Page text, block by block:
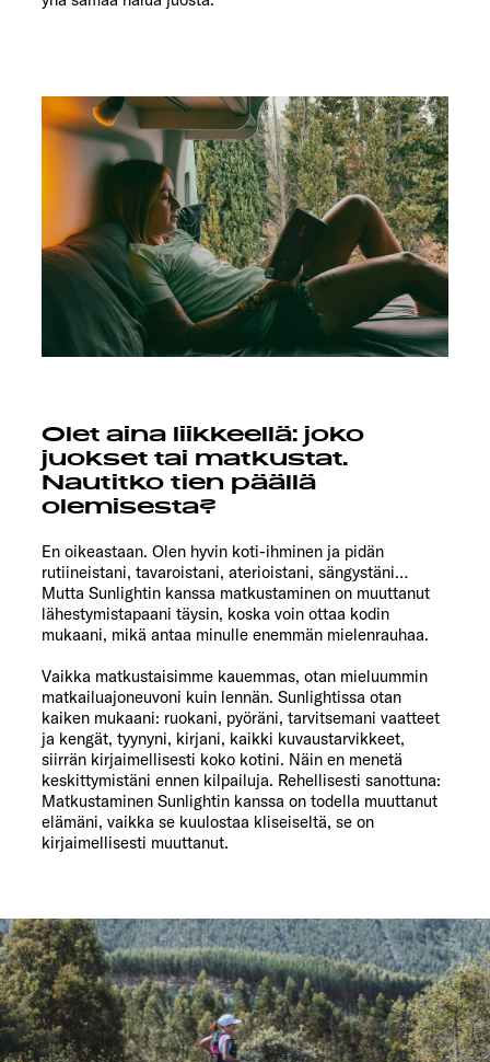
Olet aina liikkeellä: joko
juokset tai matkustat.
Nautitko tien päällä
olemisesta?
En oikeastaan. Olen hyvin koti-ihminen ja pidän
rutiineistani, tavaroistani, aterioistani, sängystäni…
Mutta Sunlightin kanssa matkustaminen on muuttanut
lähestymistapaani täysin, koska voin ottaa kodin
mukaani, mikä antaa minulle enemmän mielenrauhaa.
Vaikka matkustaisimme kauemmas, otan mieluummin
matkailuajoneuvoni kuin lennän. Sunlightissa otan
kaiken mukaani: ruokani, pyöräni, tarvitsemani vaatteet
ja kengät, tyynyni, kirjani, kaikki kuvaustarvikkeet,
siirrän kirjaimellisesti koko kotini. Näin en menetä
keskittymistäni ennen kilpailuja. Rehellisesti sanottuna:
Matkustaminen Sunlightin kanssa on todella muuttanut
elämäni, vaikka se kuulostaa kliseiseltä, se on
kirjaimellisesti muuttanut.